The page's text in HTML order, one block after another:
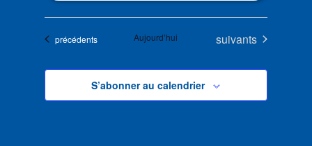
Évènements
précédents Aujourd’hui Évènements
suivants
S’abonner au calendrier